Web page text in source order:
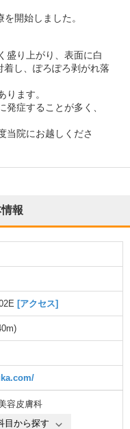
開始しました。
盛り上がり、表面に白
し、ぽろぽろ剥がれ落
ります。
症することが多く、
当院にお越しくださ
報
[アクセス]
)
容皮膚科
目から探す